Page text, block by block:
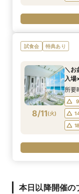
試食会 特典あり
8/11(火)
＼お
入場
所要
本日以降開催の